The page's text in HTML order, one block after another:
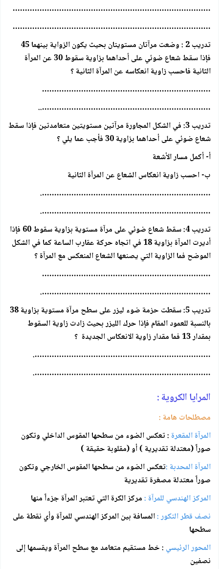
………………………………………………………………………
………………………………………………………………………
تدريب 2 : وضعت مرآتان مستويتان بحيث يكون الزواية بينهما 45
فإذا سقط شعاع ضوئي على أحداهما بزاوية سقوط 30 عن المرآة
الثانية فاحسب زاوية انعكاسه عن المرآة الثانية ؟
……………………………………………………………
……………………………………………………………..
تدريب 3: في الشكل المجاورة مرآتين مستويتين متعامدتين فإذا سقط
شعاع ضوئي على أحداهما بزاوية 30 فأجب عما يلي ؟
أ- أكمل مسار الأشعة
ب- احسب زاوية انعكاس الشعاع عن المرآة الثانية
…………………………………………………………….
…………………………………………………………….
تدريب 4: سقط شعاع ضوئي على مرآة مستوية بزاوية سقوط 60 فإذا
أديرت المرآة بزاوية 18 في اتجاه حركة عقارب الساعة كما في الشكل
الموضح فما الزاوية التي يصنعها الشعاع المنعكس مع المرآة ؟
……………………………………………………………
…………………………………………………………….
تدريب 5: سقطت حزمة ضوء ليزر على سطح مرآة مستوية بزاوية 38
بالنسبة للعمود المقام فإذا حرك الليزر بحيث زادت زاوية السقوط
بمقدار 13 فما مقدار زاوية الانعكاس الجديدة ؟
……………………………………………………………….
……………………………………………………………….
المرايا الكروية :
مصطلحات هامة :
المرآة المقعرة : تعكس الضوء من سطحها المقوس الداخلي وتكون
صوراً (معتدلة تقديرية ) أو (مقلوبة حقيقة )
المرآة المحدبة :تعكس الضوء من سطحها المقوس الخارجي وتكون
صوراً معتدلة مصغرة تقديرية
المركز الهندسي للمرآة :مركز الكرة التي تعتبر المرآة جزءاً منها
نصف قطر التكور :المسافة بين المركز الهندسي للمرآة وأي نقطة على
سطحها
المحور الرئيسي : خط مستقيم متعامد مع سطح المرآة ويقسمها إلى
نصفين